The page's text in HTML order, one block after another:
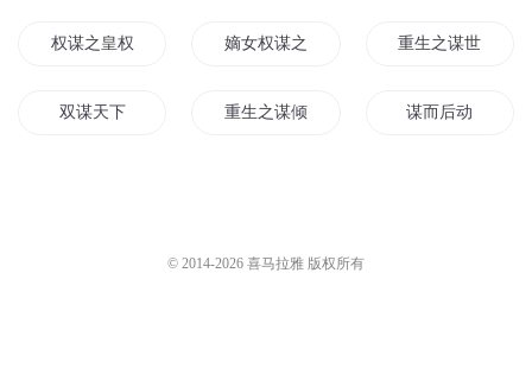
权谋之皇权至上 嫡女权谋之最强世子妃 重生之谋世权妃
双谋天下 重生之谋倾天下 谋而后动
© 2014-2026 喜马拉雅 版权所有